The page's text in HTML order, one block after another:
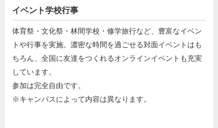
イベント学校行事
体育祭・文化祭・林間学校・修学旅行など、豊富なイベン
トや行事を実施。濃密な時間を過ごせる対面イベントはも
ちろん、全国に友達をつくれるオンラインイベントも充実
しています。
参加は完全自由です。
※キャンパスによって内容は異なります。